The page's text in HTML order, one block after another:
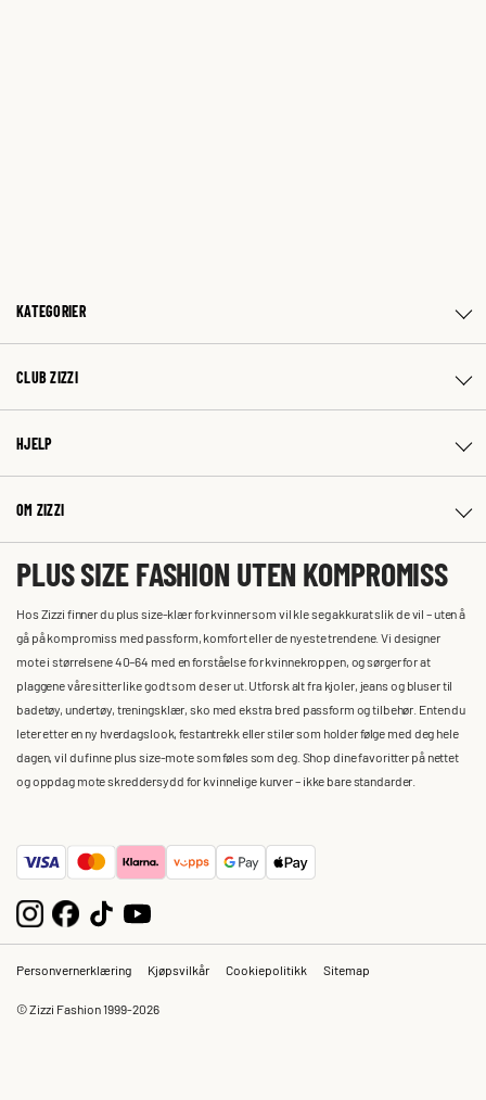
KATEGORIER
CLUB ZIZZI
HJELP
OM ZIZZI
PLUS SIZE FASHION UTEN KOMPROMISS
Hos Zizzi finner du plus size-klær for kvinner som vil kle seg akkurat slik de vil – uten å
gå på kompromiss med passform, komfort eller de nyeste trendene. Vi designer
mote i størrelsene 40–64 med en forståelse for kvinnekroppen, og sørger for at
plaggene våre sitter like godt som de ser ut. Utforsk alt fra kjoler, jeans og bluser til
badetøy, undertøy, treningsklær, sko med ekstra bred passform og tilbehør. Enten du
leter etter en ny hverdagslook, festantrekk eller stiler som holder følge med deg hele
dagen, vil du finne plus size-mote som føles som deg. Shop dine favoritter på nettet
og oppdag mote skreddersydd for kvinnelige kurver – ikke bare standarder.
Personvernerklæring Kjøpsvilkår Cookiepolitikk Sitemap
© Zizzi Fashion 1999-2026